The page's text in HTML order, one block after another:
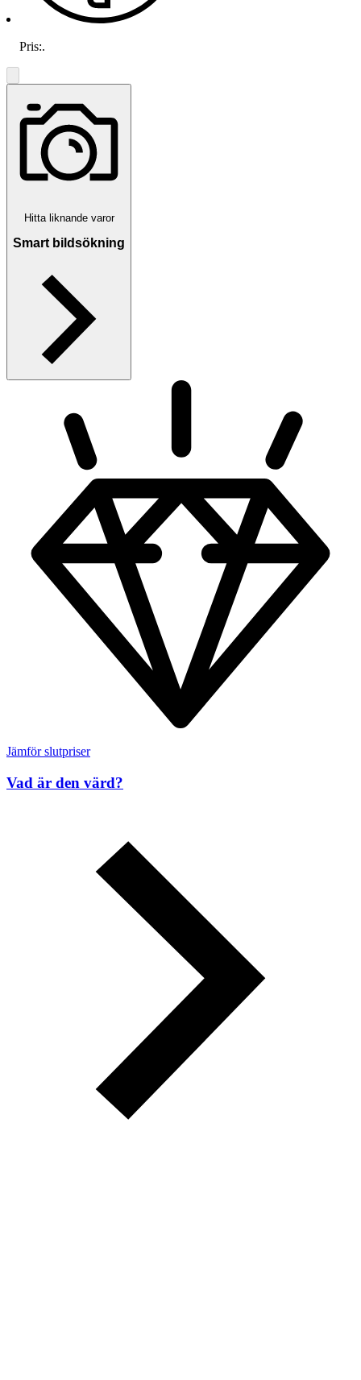
Pris:.
Hitta liknande varor
Smart bildsökning
Jämför slutpriser
Vad är den värd?